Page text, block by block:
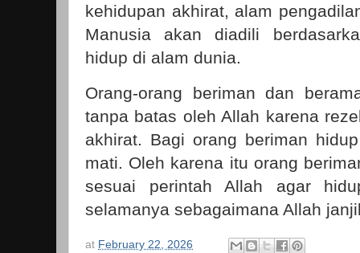
kehidupan akhirat, alam
Manusia akan diadili
hidup di alam dunia.
Orang-orang beriman dan
tanpa batas oleh Allah karena
akhirat. Bagi orang beriman
mati. Oleh karena itu orang
sesuai perintah Allah agar
selamanya sebagaimana Allah
at February 22, 2026